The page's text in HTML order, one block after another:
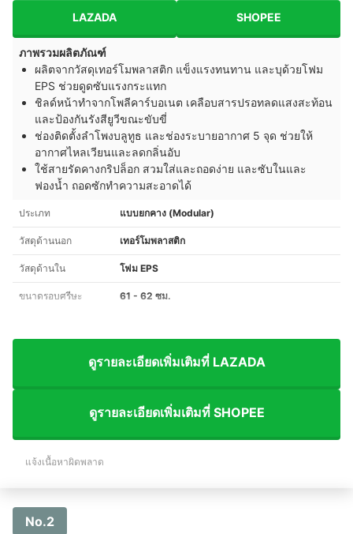
LAZADA SHOPEE
ภาพรวมผลิตภัณฑ์
ผลิตจากวัสดุเทอร์โมพลาสติก แข็งแรงทนทาน และบุด้วยโฟม
EPS ช่วยดูดซับแรงกระแทก
ชิลด์หน้าทำจากโพลีคาร์บอเนต เคลือบสารปรอทลดแสงสะท้อน
และป้องกันรังสียูวีขณะขับขี่
ช่องติดตั้งลำโพงบลูทูธ และช่องระบายอากาศ 5 จุด ช่วยให้
อากาศไหลเวียนและลดกลิ่นอับ
ใช้สายรัดคางกริปล็อก สวมใส่และถอดง่าย และซับในและ
ฟองน้ำ ถอดซักทำความสะอาดได้
ประเภท แบบยกคาง (Modular)
วัสดุด้านนอก เทอร์โมพลาสติก
วัสดุด้านใน โฟม EPS
ขนาดรอบศรีษะ 61 - 62 ซม.
ดูรายละเอียดเพิ่มเติมที่ LAZADA
ดูรายละเอียดเพิ่มเติมที่ SHOPEE
แจ้งเนื้อหาผิดพลาด
No.2